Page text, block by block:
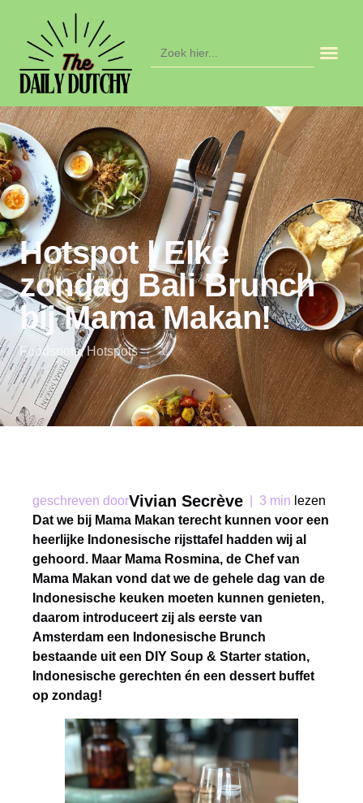
naar:
Hotspot | Elke
zondag Bali Brunch
bij Mama Makan!
Foodspots,Hotspots
geschreven doorVivian Secrève 3 min lezen
Dat we bij Mama Makan terecht kunnen voor een
heerlijke Indonesische rijsttafel hadden wij al
gehoord. Maar Mama Rosmina, de Chef van
Mama Makan vond dat we de gehele dag van de
Indonesische keuken moeten kunnen genieten,
daarom introduceert zij als eerste van
Amsterdam een Indonesische Brunch
bestaande uit een DIY Soup & Starter station,
Indonesische gerechten én een dessert buffet
op zondag!